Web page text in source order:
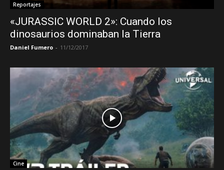
Reportajes
«JURASSIC WORLD 2»: Cuando los
dinosaurios dominaban la Tierra
Daniel Fumero - 11/12/2017
Cine